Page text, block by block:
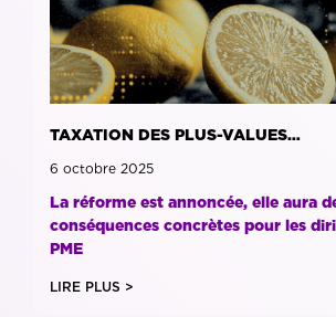
TAXATION DES PLUS-VALUES…
6 octobre 2025
La réforme est annoncée, elle aura
conséquences concrètes pour les
PME
LIRE PLUS >